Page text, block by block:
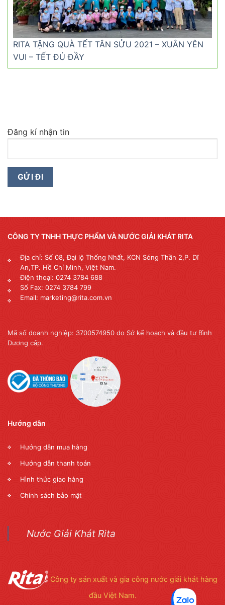
RITA TẶNG QUÀ TẾT TÂN SỬU 2021 – XUÂN YÊN
VUI – TẾT ĐỦ ĐẦY
Đăng kí nhận tin
CÔNG TY TNHH THỰC PHẨM VÀ NƯỚC GIẢI KHÁT RITA
Địa chỉ: Số 08, Đại lộ Thống Nhất, KCN Sóng Thần 2,P. Dĩ
An,TP. Hồ Chí Minh, Việt Nam.
Điện thoại: 0274 3784 688
Số Fax: 0274 3784 799
Email: marketing@rita.com.vn
Mã số doanh nghiệp: 3700574950 do Sở kế hoạch và đầu tư Bình
Dương cấp.
Hướng dẫn
Hướng dẫn mua hàng
Hướng dẫn thanh toán
Hình thức giao hàng
Chính sách bảo mật
Nước Giải Khát Rita
Công ty sản xuất và gia công nước giải khát hàng
đầu Việt Nam.